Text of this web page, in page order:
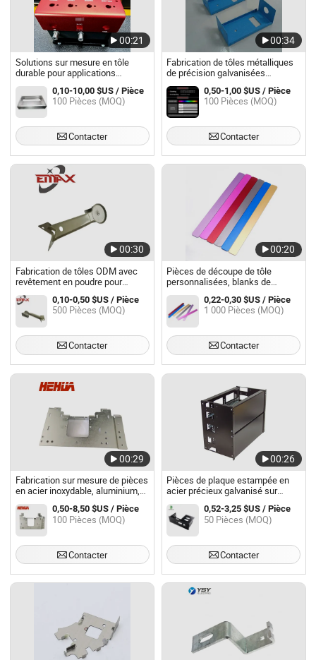
00:21
Solutions sur mesure en tôle
durable pour applications
industrielles
0,10-10,00 $US / Pièce
100 Pièces (MOQ)
Contacter
00:34
Fabrication de tôles métalliques
de précision galvanisées
professionnelles Hym pour
supports de cadre de repose-bras
0,50-1,00 $US / Pièce
100 Pièces (MOQ)
Contacter
00:30
Fabrication de tôles ODM avec
revêtement en poudre pour
l'industrie agricole
0,10-0,50 $US / Pièce
500 Pièces (MOQ)
Contacter
00:20
Pièces de découpe de tôle
personnalisées, blanks de
découpe, bracelet en métal
0,22-0,30 $US / Pièce
1 000 Pièces (MOQ)
Contacter
00:29
Fabrication sur mesure de pièces
en acier inoxydable, aluminium,
découpe au laser, pliage,
estampage, tôle galvanisée
0,50-8,50 $US / Pièce
100 Pièces (MOQ)
Contacter
00:26
Pièces de plaque estampée en
acier précieux galvanisé sur
mesure, tôle découpée au laser
0,52-3,25 $US / Pièce
50 Pièces (MOQ)
Contacter